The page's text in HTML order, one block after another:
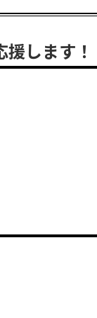
します！